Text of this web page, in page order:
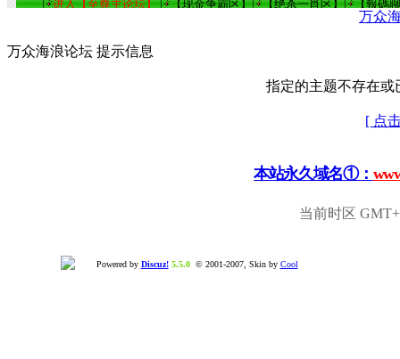
万众
万众海浪论坛 提示信息
指定的主题不存在或
[ 点
本站永久域名①：
当前时区
Powered by Discuz! 5.5.0© 2001-2007, Skin by Cool